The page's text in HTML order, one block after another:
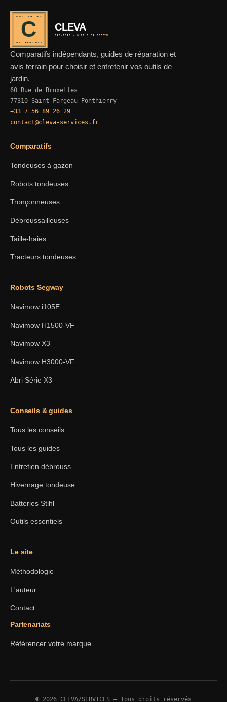
C
CLEVA · EST. 2024
REF · GARDEN TOOLS
CLEVA
SERVICES · OUTILS DE JARDIN
Comparatifs indépendants, guides de réparation et
avis terrain pour choisir et entretenir vos outils de
jardin.
60 Rue de Bruxelles
77310 Saint-Fargeau-Ponthierry
+33 7 56 89 26 29
contact@cleva-services.fr
Comparatifs
Tondeuses à gazon
Robots tondeuses
Tronçonneuses
Débroussailleuses
Taille-haies
Tracteurs tondeuses
Robots Segway
Navimow i105E
Navimow H1500-VF
Navimow X3
Navimow H3000-VF
Abri Série X3
Conseils & guides
Tous les conseils
Tous les guides
Entretien débrouss.
Hivernage tondeuse
Batteries Stihl
Outils essentiels
Le site
Méthodologie
L'auteur
Contact
Partenariats
Référencer votre marque
© 2026 CLEVA/SERVICES — Tous droits réservés